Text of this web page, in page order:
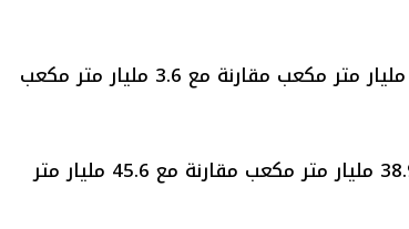
وأنتجت مصر خلال نوفمبر نحو 3.4 مليار متر مكعب مقارنة مع 3.6 مليار متر مكعب
وفي أول 11 شهرًا انتجت مصر 38.9 مليار متر مكعب مقارنة مع 45.6 مليار متر